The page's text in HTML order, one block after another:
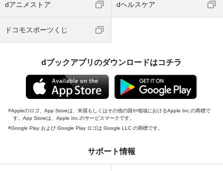
dアニメストア dヘルスケア
ドコモスポーツくじ
dブックアプリのダウンロードはコチラ
Appleのロゴ、App Storeは、米国もしくはその他の国や地域におけるApple Inc.の商標で
す。App Storeは、Apple Inc.のサービスマークです。
Google Play および Google Play ロゴは Google LLC の商標です。
サポート情報